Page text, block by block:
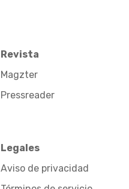
Revista
Magzter
Pressreader
Legales
Aviso de privacidad